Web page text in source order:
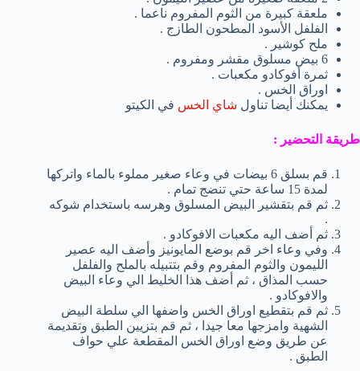
ملعقة كبيرة من الثوم المفروم ناعما .
الفلفل الأسود المطحون الطازج .
ملح كوشير .
6 بيض مسلوق مقشر ومفروم .
ثمرة أفوكادو مكعبات .
اوراق الخس .
يمكنك أيضا تناول شاي الخس في الكيتو
طريقة التحضير :
قم بسلق 6 بيضات في وعاء صغير مملوء بالماء واتركها
لمدة 15 ساعة حتي تنضج تمام .
ثم قم بتقشير البيض المسلوق وهرسه باستخدام شوكه
.
ثم أضف اليه مكعبات الافوكادو .
وفي وعاء اخر قم بوضع المايونيز وأضف اليه عصير
الليمون والثوم المفروم وقم بتتبيله بالملح والفلفل
حسب المذاق ، ثم أضف هذا الخليط الي وعاء البيض
والافوكادو .
ثم قم بتقطيع اوراق الخس واضفها الي سلطة البيض
الشهية وامزجها معا جيدا ، ثم قم بتزيين الطبق وتقديمة
عن طريق وضع اوراق الخس المقطعة علي حواف
الطبق .